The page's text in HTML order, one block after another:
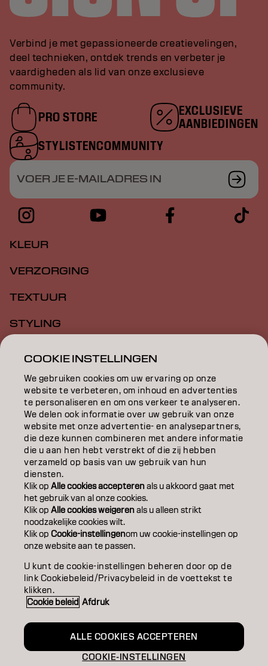
Verbind je met gepassioneerde creatievelingen,
deel technieken, ontdek trends en verbeter je
vaardigheden als lid van onze exclusieve
community.
PRO STORE
EXCLUSIEVE
AANBIEDINGEN
STYLISTENCOMMUNITY
VOER JE E-MAILADRES IN
KLEUR
VERZORGING
TEXTUUR
STYLING
EDUCATION
OVER
SALONVINDER
WORD PARTNER
CONTACT
ColofonPrivacyverklaringCookiebeleid
GebruiksvoorwaardenToegankelijkheidsverklaring
NL | Dutch
Goldwell is part of
COOKIE INSTELLINGEN
We gebruiken cookies om uw ervaring op onze
website te verbeteren, om inhoud en advertenties
te personaliseren en om ons verkeer te analyseren.
We delen ook informatie over uw gebruik van onze
website met onze advertentie- en analysepartners,
die deze kunnen combineren met andere informatie
die u aan hen hebt verstrekt of die zij hebben
verzameld op basis van uw gebruik van hun
diensten.
Klik opAlle cookies accepterenals u akkoord gaat met
het gebruik van al onze cookies.
Klik opAlle cookies weigerenals u alleen strikt
noodzakelijke cookies wilt.
Klik opCookie-instellingenom uw cookie-instellingen op
onze website aan te passen.
U kunt de cookie-instellingen beheren door op de
link Cookiebeleid/Privacybeleid in de voettekst te
klikken.
Cookie beleid Afdruk
COOKIE-INSTELLINGEN
ALLE COOKIES ACCEPTEREN